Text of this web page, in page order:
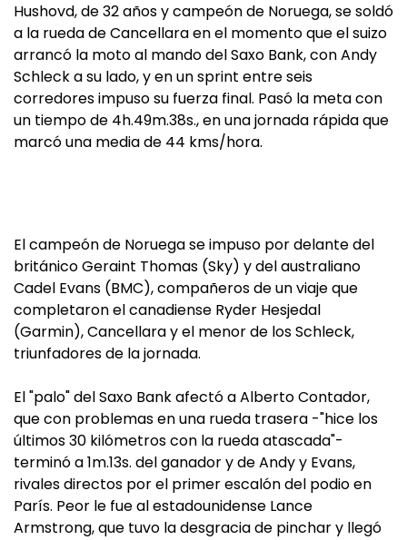
Hushovd, de 32 años y campeón de Noruega, se soldó
a la rueda de Cancellara en el momento que el suizo
arrancó la moto al mando del Saxo Bank, con Andy
Schleck a su lado, y en un sprint entre seis
corredores impuso su fuerza final. Pasó la meta con
un tiempo de 4h.49m.38s., en una jornada rápida que
marcó una media de 44 kms/hora.
El campeón de Noruega se impuso por delante del
británico Geraint Thomas (Sky) y del australiano
Cadel Evans (BMC), compañeros de un viaje que
completaron el canadiense Ryder Hesjedal
(Garmin), Cancellara y el menor de los Schleck,
triunfadores de la jornada.
El "palo" del Saxo Bank afectó a Alberto Contador,
que con problemas en una rueda trasera -"hice los
últimos 30 kilómetros con la rueda atascada"-
terminó a 1m.13s. del ganador y de Andy y Evans,
rivales directos por el primer escalón del podio en
París. Peor le fue al estadounidense Lance
Armstrong, que tuvo la desgracia de pinchar y llegó